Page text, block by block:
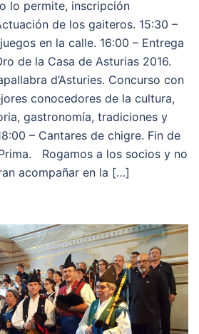
lo permite, inscripción
de los gaiteros. 15:30 –
en la calle. 16:00 – Entrega
de la Casa de Asturias 2016.
d’Asturies. Concurso con
conocedores de la cultura,
gastronomía, tradiciones y
– Cantares de chigre. Fin de
Rogamos a los socios y no
acompañar en la […]